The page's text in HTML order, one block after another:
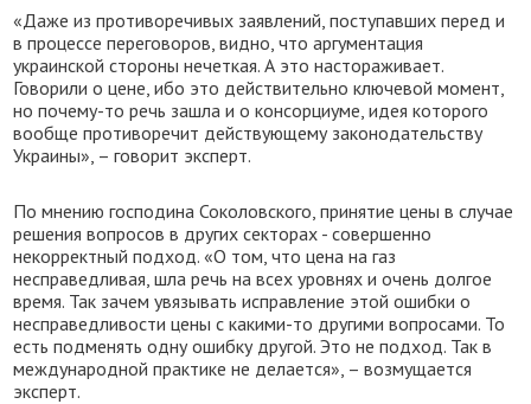
«Даже из противоречивых заявлений, поступавших перед и
в процессе переговоров, видно, что аргументация
украинской стороны нечеткая. А это настораживает.
Говорили о цене, ибо это действительно ключевой момент,
но почему-то речь зашла и о консорциуме, идея которого
вообще противоречит действующему законодательству
Украины», – говорит эксперт.
По мнению господина Соколовского, принятие цены в случае
решения вопросов в других секторах - совершенно
некорректный подход. «О том, что цена на газ
несправедливая, шла речь на всех уровнях и очень долгое
время. Так зачем увязывать исправление этой ошибки о
несправедливости цены с какими-то другими вопросами. То
есть подменять одну ошибку другой. Это не подход. Так в
международной практике не делается», – возмущается
эксперт.